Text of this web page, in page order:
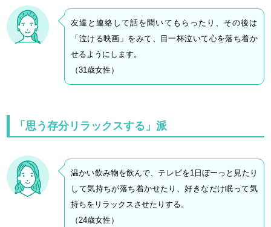
友達と連絡して話を聞いてもらったり、その後は
「泣ける映画」をみて、目一杯泣いて心を落ち着か
せるようにします。
（31歳女性）
「思う存分リラックスする」派
温かい飲み物を飲んで、テレビを1日ぼーっと見たり
して気持ちが落ち着かせたり、好きなだけ眠って気
持ちをリラックスさせたりする。
（24歳女性）